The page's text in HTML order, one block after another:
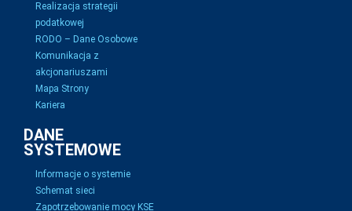
Realizacja strategii
podatkowej
RODO – Dane Osobowe
Komunikacja z
akcjonariuszami
Mapa Strony
Kariera
DANE
SYSTEMOWE
Informacje o systemie
Schemat sieci
Zapotrzebowanie mocy KSE